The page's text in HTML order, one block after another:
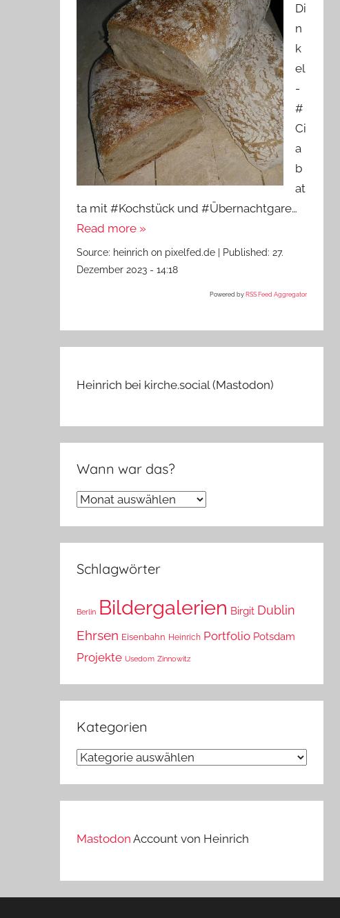
Di
n
k
el
-
#
Ci
a
b
at
ta mit #Kochstück und #Übernachtgare…
Read more »
Source: heinrich on pixelfed.de | Published:27.
Dezember 2023 - 14:18
Powered by RSS Feed Aggregator
Heinrich bei kirche.social (Mastodon)
Wann war das?
Wann
Schlagwörter
Berlin Bildergalerien Birgit Dublin
Ehrsen Eisenbahn Heinrich Portfolio Potsdam
Projekte Usedom Zinnowitz
Kategorien
Kategorien
Mastodon Account von Heinrich